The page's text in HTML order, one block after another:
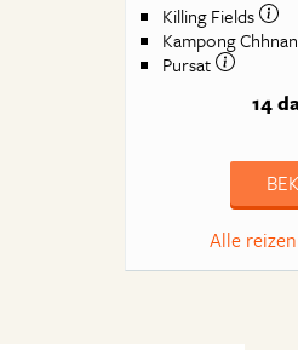
Killing Fields
Kampong
Pursat
14
Alle